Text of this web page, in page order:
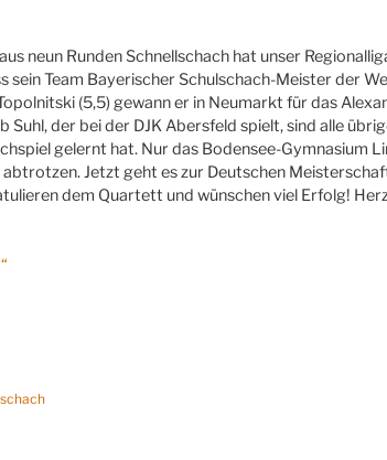
neun Runden Schnellschach hat unser
sein Team Bayerischer Schulschach-Meister der
(5,5) gewann er in Neumarkt für das
Suhl, der bei der DJK Abersfeld spielt, sind alle
gelernt hat. Nur das Bodensee-Gymnasium
Jetzt geht es zur Deutschen
dem Quartett und wünschen viel Erfolg!